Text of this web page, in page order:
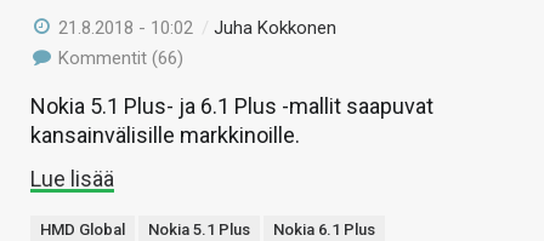
21.8.2018 - 10:02 /Juha Kokkonen
Kommentit (66)
Nokia 5.1 Plus- ja 6.1 Plus -mallit saapuvat
kansainvälisille markkinoille.
Lue lisää
HMD Global Nokia 5.1 Plus Nokia 6.1 Plus